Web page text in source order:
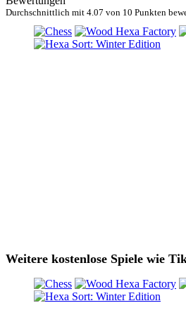
Durchschnittlich mit 4.07 von 10 Punkten
Weitere kostenlose Spiele wie